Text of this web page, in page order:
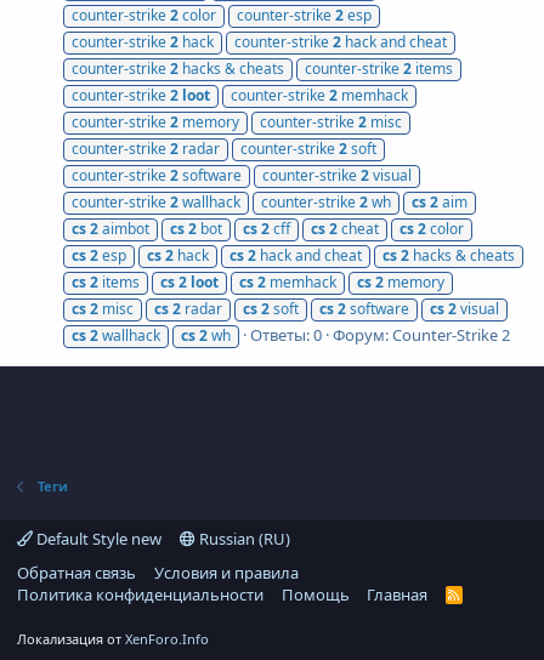
counter-strike2color counter-strike2esp
counter-strike2 hack counter-strike2 hack and cheat
counter-strike2 hacks & cheats counter-strike2 items
counter-strike2 loot counter-strike2 memhack
counter-strike2 memory counter-strike2 misc
counter-strike2 radar counter-strike2soft
counter-strike2software counter-strike2visual
counter-strike2wallhack counter-strike2wh cs2aim
cs2aimbot cs2 bot cs2cff cs2cheat cs2color
cs2esp cs2 hack cs2 hack and cheat cs2 hacks & cheats
cs2 items cs2 loot cs2 memhack cs2 memory
cs2 misc cs2 radar cs2soft cs2software cs2visual
cs2wallhack cs2wh Ответы: 0 Форум:Counter-Strike 2
Теги
Default Style new
Russian (RU)
Обратная связь
Условия и правила
Политика конфиденциальности
Помощь Главная
R
Локализация от XenForo.Info